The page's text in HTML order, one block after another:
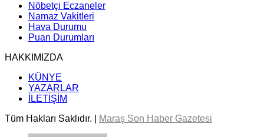
Nöbetçi Eczaneler
Namaz Vakitleri
Hava Durumu
Puan Durumları
HAKKIMIZDA
KÜNYE
YAZARLAR
İLETİŞİM
Tüm Hakları Saklıdır. |
Maraş Son Haber Gazetesi